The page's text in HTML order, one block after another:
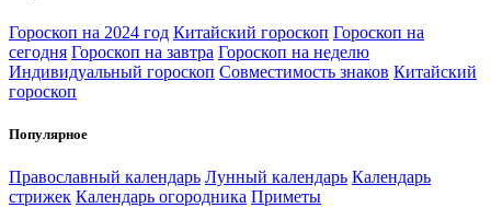
Гороскоп на 2024 год Китайский гороскоп Гороскоп на
сегодня Гороскоп на завтра Гороскоп на неделю
Индивидуальный гороскоп Совместимость знаков Китайский
гороскоп
Популярное
Православный календарь Лунный календарь Календарь
стрижек Календарь огородника Приметы